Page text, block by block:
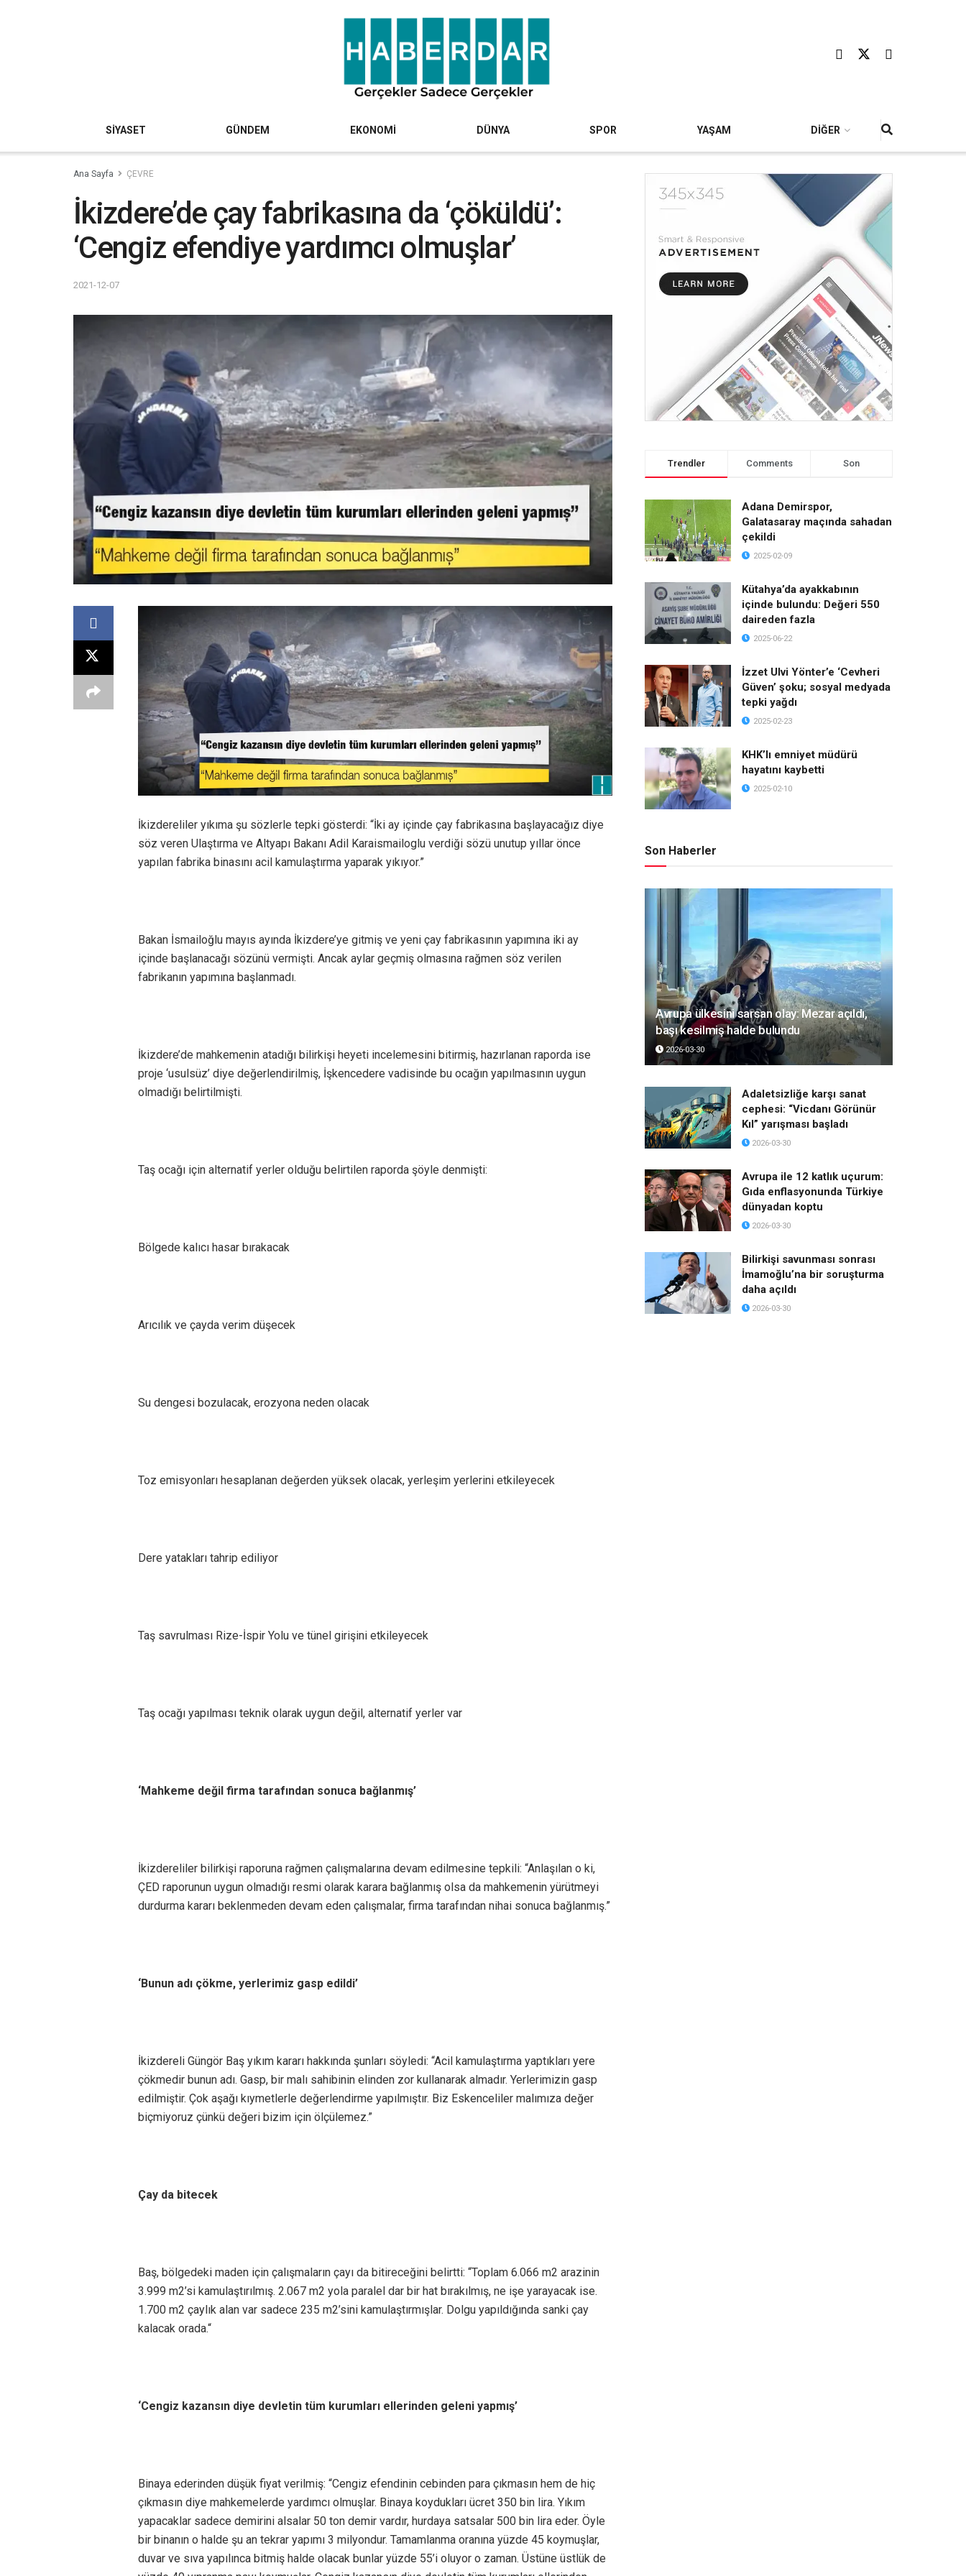
SİYASET GÜNDEM EKONOMİ DÜNYA SPOR YAŞAM DİĞER
Ana Sayfa ÇEVRE
İkizdere’de çay fabrikasına da ‘çöküldü’:
‘Cengiz efendiye yardımcı olmuşlar’
2021-12-07
İkizdereliler yıkıma şu sözlerle tepki gösterdi: “İki ay içinde çay fabrikasına başlayacağız diye
söz veren Ulaştırma ve Altyapı Bakanı Adil Karaismailoglu verdiği sözü unutup yıllar önce
yapılan fabrika binasını acil kamulaştırma yaparak yıkıyor.”
Bakan İsmailoğlu mayıs ayında İkizdere’ye gitmiş ve yeni çay fabrikasının yapımına iki ay
içinde başlanacağı sözünü vermişti. Ancak aylar geçmiş olmasına rağmen söz verilen
fabrikanın yapımına başlanmadı.
İkizdere’de mahkemenin atadığı bilirkişi heyeti incelemesini bitirmiş, hazırlanan raporda ise
proje ‘usulsüz’ diye değerlendirilmiş, İşkencedere vadisinde bu ocağın yapılmasının uygun
olmadığı belirtilmişti.
Taş ocağı için alternatif yerler olduğu belirtilen raporda şöyle denmişti:
Bölgede kalıcı hasar bırakacak
Arıcılık ve çayda verim düşecek
Su dengesi bozulacak, erozyona neden olacak
Toz emisyonları hesaplanan değerden yüksek olacak, yerleşim yerlerini etkileyecek
Dere yatakları tahrip ediliyor
Taş savrulması Rize-İspir Yolu ve tünel girişini etkileyecek
Taş ocağı yapılması teknik olarak uygun değil, alternatif yerler var
‘Mahkeme değil firma tarafından sonuca bağlanmış’
İkizdereliler bilirkişi raporuna rağmen çalışmalarına devam edilmesine tepkili: “Anlaşılan o ki,
ÇED raporunun uygun olmadığı resmi olarak karara bağlanmış olsa da mahkemenin yürütmeyi
durdurma kararı beklenmeden devam eden çalışmalar, firma tarafından nihai sonuca bağlanmış.”
‘Bunun adı çökme, yerlerimiz gasp edildi’
İkizdereli Güngör Baş yıkım kararı hakkında şunları söyledi: “Acil kamulaştırma yaptıkları yere
çökmedir bunun adı. Gasp, bir malı sahibinin elinden zor kullanarak almadır. Yerlerimizin gasp
edilmiştir. Çok aşağı kıymetlerle değerlendirme yapılmıştır. Biz Eskenceliler malımıza değer
biçmiyoruz çünkü değeri bizim için ölçülemez.”
Çay da bitecek
Baş, bölgedeki maden için çalışmaların çayı da bitireceğini belirtti: “Toplam 6.066 m2 arazinin
3.999 m2’si kamulaştırılmış. 2.067 m2 yola paralel dar bir hat bırakılmış, ne işe yarayacak ise.
1.700 m2 çaylık alan var sadece 235 m2’sini kamulaştırmışlar. Dolgu yapıldığında sanki çay
kalacak orada.“
‘Cengiz kazansın diye devletin tüm kurumları ellerinden geleni yapmış’
Binaya ederinden düşük fiyat verilmiş: “Cengiz efendinin cebinden para çıkmasın hem de hiç
çıkmasın diye mahkemelerde yardımcı olmuşlar. Binaya koydukları ücret 350 bin lira. Yıkım
yapacaklar sadece demirini alsalar 50 ton demir vardır, hurdaya satsalar 500 bin lira eder. Öyle
bir binanın o halde şu an tekrar yapımı 3 milyondur. Tamamlanma oranına yüzde 45 koymuşlar,
duvar ve sıva yapılınca bitmiş halde olacak bunlar yüzde 55’i oluyor o zaman. Üstüne üstlük de
Trendler Comments Son
Adana Demirspor,
Galatasaray maçında sahadan
çekildi
2025-02-09
Kütahya’da ayakkabının
içinde bulundu: Değeri 550
daireden fazla
2025-06-22
İzzet Ulvi Yönter’e ‘Cevheri
Güven’ şoku; sosyal medyada
tepki yağdı
2025-02-23
KHK’lı emniyet müdürü
hayatını kaybetti
2025-02-10
Son Haberler
Avrupa ülkesini sarsan olay: Mezar açıldı,
başı kesilmiş halde bulundu
2026-03-30
Adaletsizliğe karşı sanat
cephesi: “Vicdanı Görünür
Kıl” yarışması başladı
2026-03-30
Avrupa ile 12 katlık uçurum:
Gıda enflasyonunda Türkiye
dünyadan koptu
2026-03-30
Bilirkişi savunması sonrası
İmamoğlu’na bir soruşturma
daha açıldı
2026-03-30